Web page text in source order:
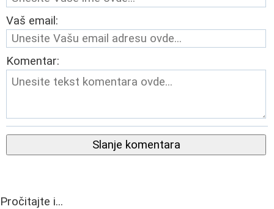
Vaš email:
Komentar:
Slanje komentara
Pročitajte i...